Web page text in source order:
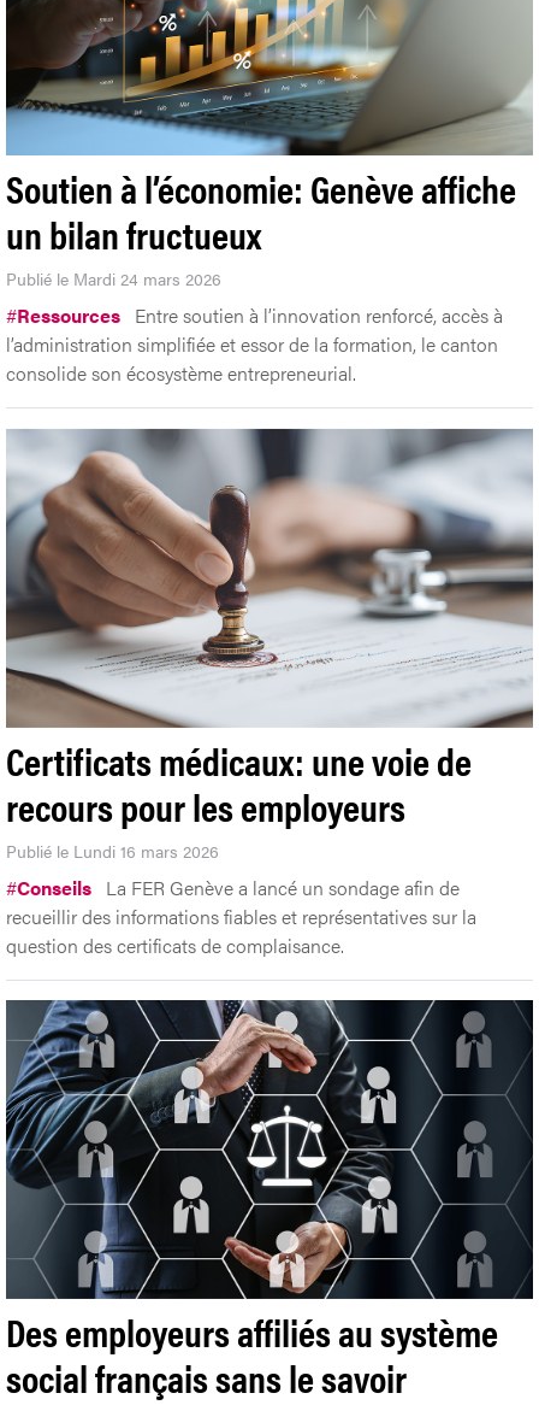
Soutien à l’économie: Genève affiche
un bilan fructueux
Publié le Mardi 24 mars 2026
#Ressources Entre soutien à l’innovation renforcé, accès à
l’administration simplifiée et essor de la formation, le canton
consolide son écosystème entrepreneurial.
Certificats médicaux: une voie de
recours pour les employeurs
Publié le Lundi 16 mars 2026
#Conseils La FER Genève a lancé un sondage afin de
recueillir des informations fiables et représentatives sur la
question des certificats de complaisance.
Des employeurs affiliés au système
social français sans le savoir